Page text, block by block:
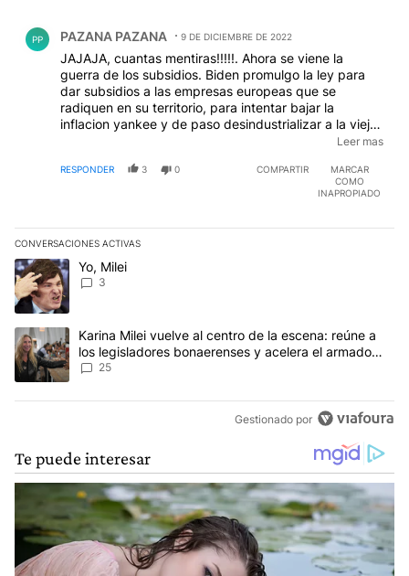
PP PAZANA PAZANA 9 DE DICIEMBRE DE 2022
JAJAJA, cuantas mentiras!!!!!. Ahora se viene la
guerra de los subsidios. Biden promulgo la ley para
dar subsidios a las empresas europeas que se
radiquen en su territorio, para intentar bajar la
inflacion yankee y de paso desindustrializar a la vieja
Europa. Parece que al fin Ursula y Macron se avivaron
prometiendo subsidios a sus empresas para que no
abandonen sus territorios. Hagan pochoclos, veremos
Leer mas
RESPONDER 3 0 COMPARTIR
MARCAR
COMO
INAPROPIADO
CONVERSACIONES ACTIVAS
Este listado muestra los artículos con más comentarios en los
Un artículo de tendencia con el título "Yo, Milei" con 3
Yo, Milei
3
Un artículo de tendencia con el título "Karina Milei vuelve al
Karina Milei vuelve al centro de la escena: reúne a
los legisladores bonaerenses y acelera el armado
para 2027
25
Gestionado por